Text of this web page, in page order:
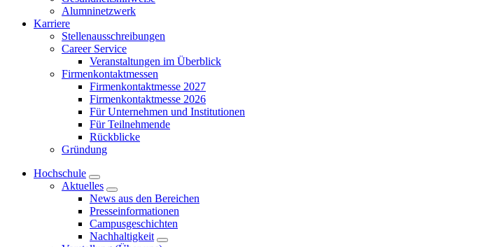
Alumninetzwerk
Karriere
Stellenausschreibungen
Career Service
Veranstaltungen im Überblick
Firmenkontaktmessen
Firmenkontaktmesse 2027
Firmenkontaktmesse 2026
Für Unternehmen und Institutionen
Für Teilnehmende
Rückblicke
Gründung
Hochschule
Aktuelles
News aus den Bereichen
Presseinformationen
Campusgeschichten
Nachhaltigkeit